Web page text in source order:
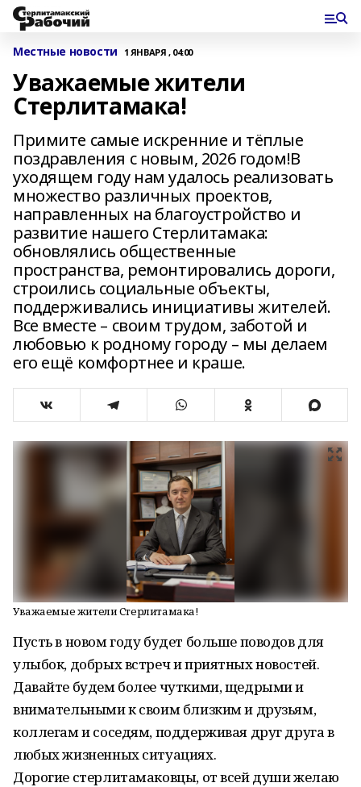
Местные новости 1 ЯНВАРЯ , 04:00
Уважаемые жители
Стерлитамака!
Примите самые искренние и тёплые
поздравления с новым, 2026 годом!В
уходящем году нам удалось реализовать
множество различных проектов,
направленных на благоустройство и
развитие нашего Стерлитамака:
обновлялись общественные
пространства, ремонтировались дороги,
строились социальные объекты,
поддерживались инициативы жителей.
Все вместе – своим трудом, заботой и
любовью к родному городу – мы делаем
его ещё комфортнее и краше.
Уважаемые жители Стерлитамака!
Пусть в новом году будет больше поводов для
улыбок, добрых встреч и приятных новостей.
Давайте будем более чуткими, щедрыми и
внимательными к своим близким и друзьям,
коллегам и соседям, поддерживая друг друга в
любых жизненных ситуациях.
Дорогие стерлитамаковцы, от всей души желаю